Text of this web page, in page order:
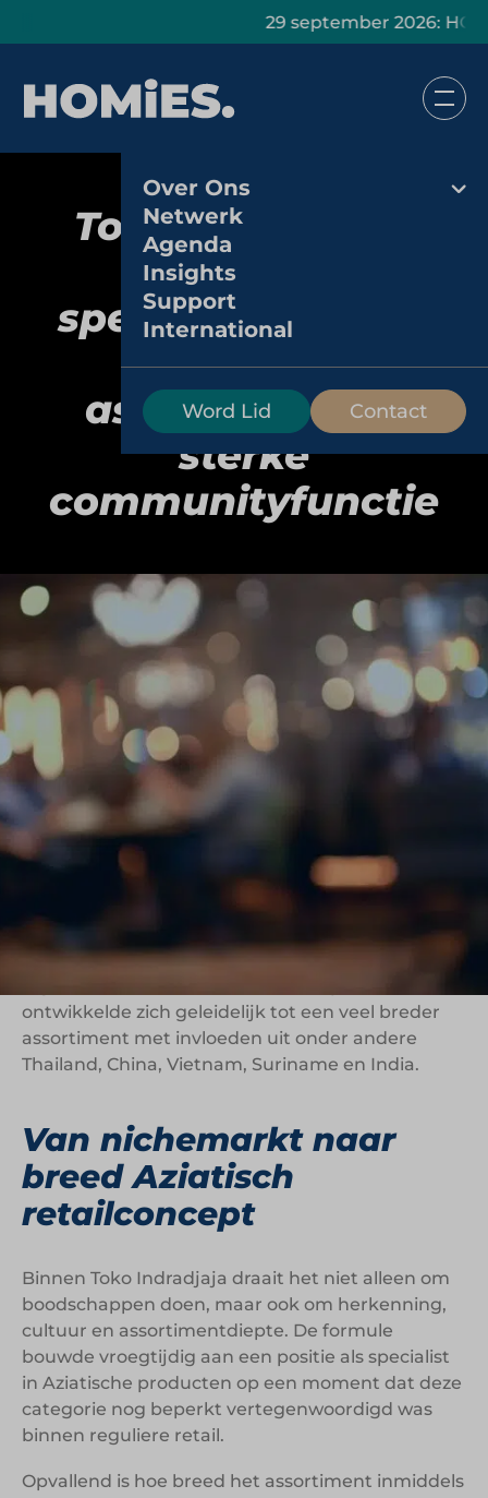
29 september 2026: HOMiES
Over Ons
Netwerk
Agenda
Insights
Support
International
Word Lid Contact
Toko Indradjaja:
Aziatische
speciaalzaak met
een breed
assortiment en
sterke
communityfunctie
Toko Indradjaja behoort al tientallen jaren tot de
bekende namen binnen de wereld van Aziatische
foodretail in Nederland. Vanuit Arnhem groeide
de formule uit tot een bestemming waar
consumenten uit heel Nederland, en zelfs delen
van Duitsland en België, naartoe kwamen voor
producten die destijds lang niet overal
verkrijgbaar waren.
De formule laat goed zien welke rol
gespecialiseerde toko’s spelen binnen de
ontwikkeling van multiculturele foodretail. Wat
ooit begon rondom Indische producten en
ontwikkelde zich geleidelijk tot een veel breder
assortiment met invloeden uit onder andere
Thailand, China, Vietnam, Suriname en India.
Van nichemarkt naar
breed Aziatisch
retailconcept
Binnen Toko Indradjaja draait het niet alleen om
boodschappen doen, maar ook om herkenning,
cultuur en assortimentdiepte. De formule
bouwde vroegtijdig aan een positie als specialist
in Aziatische producten op een moment dat deze
categorie nog beperkt vertegenwoordigd was
binnen reguliere retail.
Opvallend is hoe breed het assortiment inmiddels